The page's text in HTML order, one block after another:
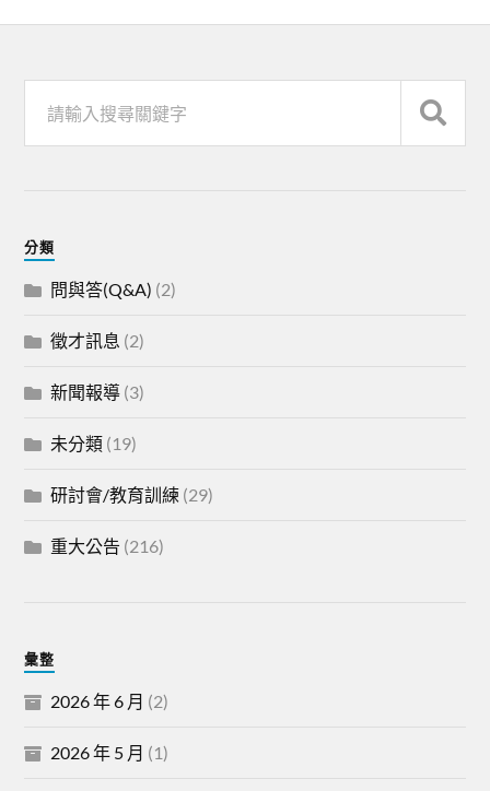
分類
問與答(Q&A) (2)
徵才訊息 (2)
新聞報導 (3)
未分類 (19)
研討會/教育訓練 (29)
重大公告 (216)
彙整
2026 年 6 月 (2)
2026 年 5 月 (1)